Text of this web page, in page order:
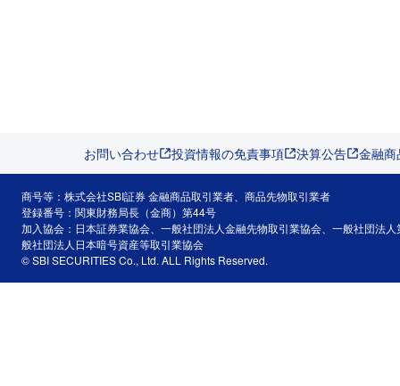
お問い合わせ 投資情報の免責事項 決算公告 金融
商号等：株式会社SBI証券 金融商品取引業者、商品先物取引業者
登録番号：関東財務局長（金商）第44号
加入協会：日本証券業協会、一般社団法人金融先物取引業協会、一般社団法
般社団法人日本暗号資産等取引業協会
© SBI SECURITIES Co., Ltd. ALL Rights Reserved.